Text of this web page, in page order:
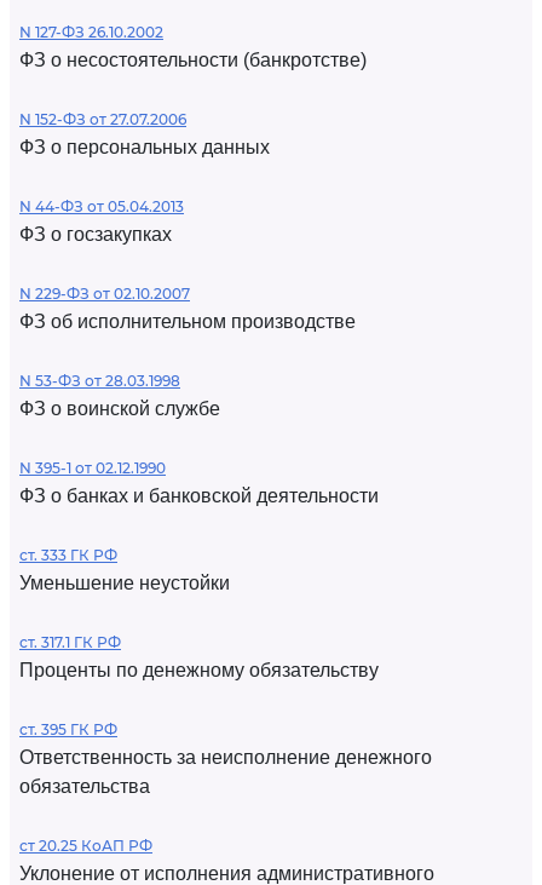
N 127-ФЗ 26.10.2002
ФЗ о несостоятельности (банкротстве)
N 152-ФЗ от 27.07.2006
ФЗ о персональных данных
N 44-ФЗ от 05.04.2013
ФЗ о госзакупках
N 229-ФЗ от 02.10.2007
ФЗ об исполнительном производстве
N 53-ФЗ от 28.03.1998
ФЗ о воинской службе
N 395-1 от 02.12.1990
ФЗ о банках и банковской деятельности
ст. 333 ГК РФ
Уменьшение неустойки
ст. 317.1 ГК РФ
Проценты по денежному обязательству
ст. 395 ГК РФ
Ответственность за неисполнение денежного
обязательства
ст 20.25 КоАП РФ
Уклонение от исполнения административного